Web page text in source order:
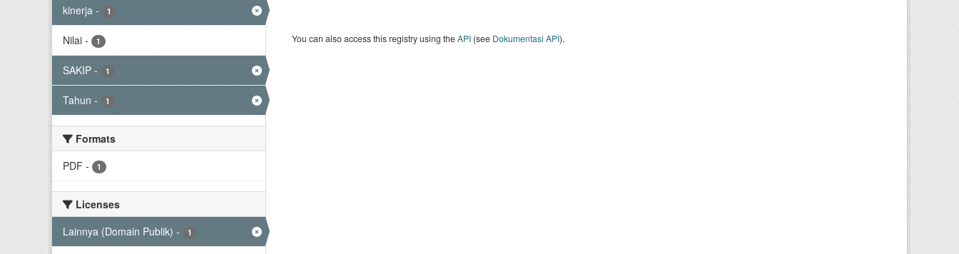
kinerja - 1
Nilai - 1
SAKIP - 1
Tahun - 1
Formats
PDF - 1
Licenses
Lainnya (Domain Publik) - 1
You can also access this registry using theAPI(see Dokumentasi API).